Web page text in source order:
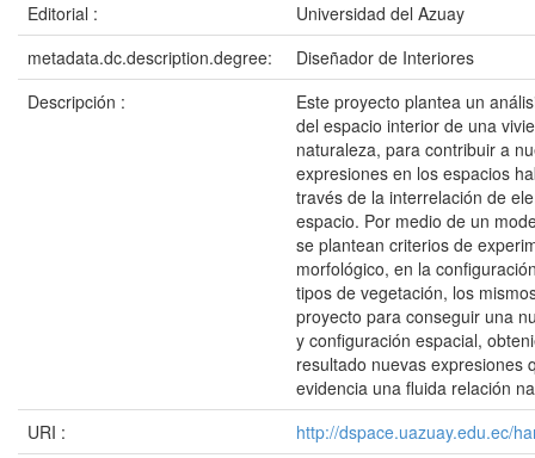
Editorial :
Universidad del Azuay
metadata.dc.description.degree:
Diseñador de Interiores
Descripción :
Este proyecto plantea un
del espacio interior de una
naturaleza, para contribuir a
expresiones en los espacios
través de la interrelación de
espacio. Por medio de un
se plantean criterios de
morfológico, en la
tipos de vegetación, los
proyecto para conseguir una
y configuración espacial,
resultado nuevas expresiones
evidencia una fluida relación
URI :
http://dspace.uazuay.edu.ec/